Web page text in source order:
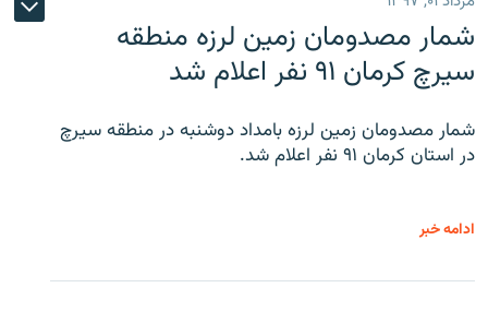
شمار مصدومان زمین لرزه منطقه
سیرچ کرمان ۹۱ نفر اعلام شد
شمار مصدومان زمین لرزه بامداد دوشنبه در منطقه سیرچ
در استان کرمان ۹۱ نفر اعلام شد.
ادامه خبر